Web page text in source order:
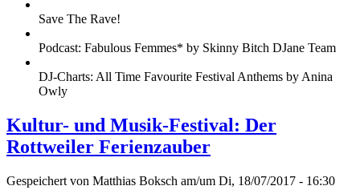
Save The Rave!
Podcast: Fabulous Femmes* by Skinny Bitch DJane Team
DJ-Charts: All Time Favourite Festival Anthems by Anina
Owly
Kultur- und Musik-Festival: Der
Rottweiler Ferienzauber
Gespeichert von Matthias Boksch am/um Di, 18/07/2017 - 16:30